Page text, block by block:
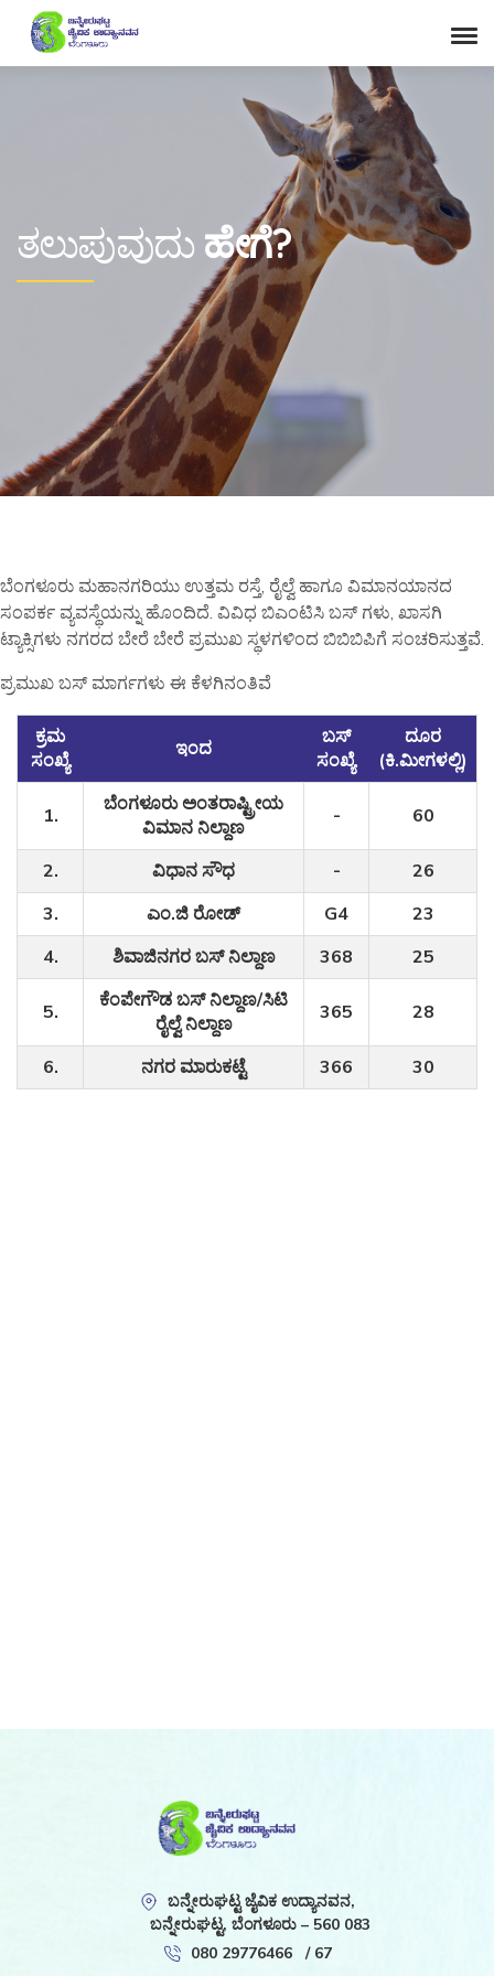
ತಲುಪುವುದು ಹೇಗೆ?
ಬೆಂಗಳೂರು ಮಹಾನಗರಿಯು ಉತ್ತಮ ರಸ್ತೆ, ರೈಲ್ವೆ ಹಾಗೂ ವಿಮಾನಯಾನದ
ಸಂಪರ್ಕ ವ್ಯವಸ್ಥೆಯನ್ನು ಹೊಂದಿದೆ. ವಿವಿಧ ಬಿಎಂಟಿಸಿ ಬಸ್ ಗಳು, ಖಾಸಗಿ
ಟ್ಯಾಕ್ಸಿಗಳು ನಗರದ ಬೇರೆ ಬೇರೆ ಪ್ರಮುಖ ಸ್ಥಳಗಳಿಂದ ಬಿಬಿಬಿಪಿಗೆ ಸಂಚರಿಸುತ್ತವೆ.
ಪ್ರಮುಖ ಬಸ್ ಮಾರ್ಗಗಳು ಈ ಕೆಳಗಿನಂತಿವೆ
ಕ್ರಮ
ಸಂಖ್ಯೆ
ಇಂದ
ಬಸ್
ಸಂಖ್ಯೆ
ದೂರ
(ಕಿ.ಮೀಗಳಲ್ಲಿ)
1.
ಬೆಂಗಳೂರು ಅಂತರಾಷ್ಟ್ರೀಯ
ವಿಮಾನ ನಿಲ್ದಾಣ
- 60
2. ವಿಧಾನ ಸೌಧ -
26
3.
ಎಂ.ಜಿ ರೋಡ್ G4
23
4.
ಶಿವಾಜಿನಗರ ಬಸ್ ನಿಲ್ದಾಣ 368 25
5.
ಕೆಂಪೇಗೌಡ ಬಸ್ ನಿಲ್ದಾಣ/ಸಿಟಿ
ರೈಲ್ವೆ ನಿಲ್ದಾಣ
365 28
6. ನಗರ ಮಾರುಕಟ್ಟೆ 366 30
ಬನ್ನೇರುಘಟ್ಟ ಜೈವಿಕ ಉದ್ಯಾನವನ,
ಬನ್ನೇರುಘಟ್ಟ, ಬೆಂಗಳೂರು – 560 083
080 29776466
/ 67